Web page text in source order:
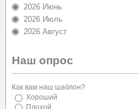
2026 Июнь
2026 Июль
2026 Август
Наш опрос
Как вам наш шаблон?
Хороший
Плохой